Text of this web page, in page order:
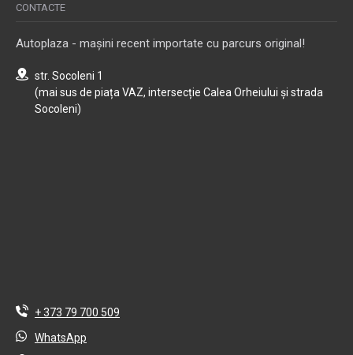
CONTACTE
Autoplaza - mașini recent importate cu parcurs original!
str. Socoleni 1
(mai sus de piața VAZ, intersecție Calea Orheiului și strada
Socoleni)
+ 373 79 700 509
WhatsApp